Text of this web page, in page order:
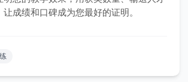
成绩和口碑成为您最好的证明。